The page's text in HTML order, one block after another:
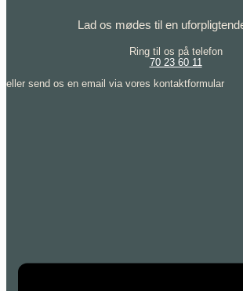
Lad os mødes til en
Ring til os på telefon
70 23 60 11
eller send os en email via vores kontaktformular